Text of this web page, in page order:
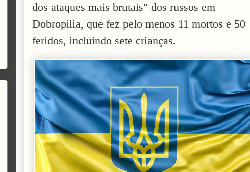
dos ataques mais brutais" dos russos em
Dobropilia, que fez pelo menos 11 mortos e 50
feridos, incluindo sete crianças.